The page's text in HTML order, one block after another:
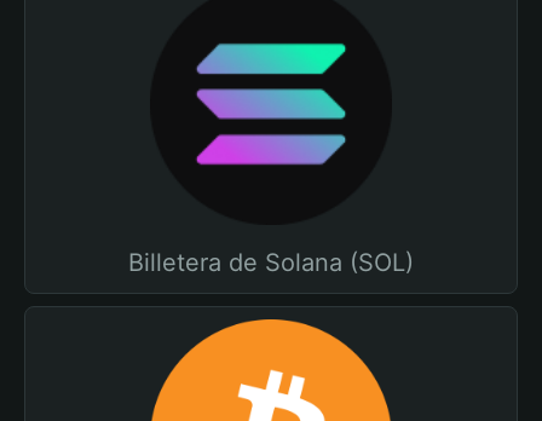
Billetera de Solana (SOL)